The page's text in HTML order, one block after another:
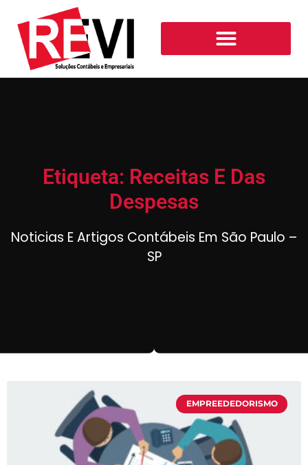
Etiqueta: Receitas E Das
Despesas
Noticias E Artigos Contábeis Em São Paulo –
SP
EMPREEDEDORISMO